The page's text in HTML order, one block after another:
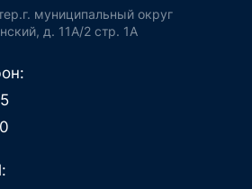
муниципальный округ
д. 11А/2 стр. 1А